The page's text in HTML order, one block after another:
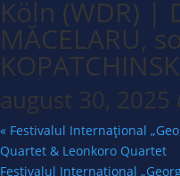
Köln (WDR) |
MĂCELARU,
august 30, 2025
« Festivalul Internațional
Quartet & Leonkoro Quartet
Festivalul Internațional